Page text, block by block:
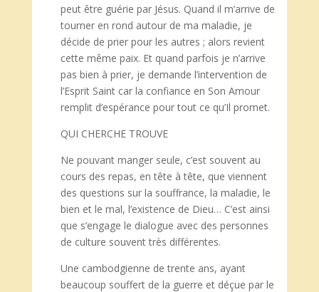
peut être guérie par Jésus. Quand il m’arrive de
tourner en rond autour de ma maladie, je
décide de prier pour les autres ; alors revient
cette même paix. Et quand parfois je n’arrive
pas bien à prier, je demande l’intervention de
l’Esprit Saint car la confiance en Son Amour
remplit d’espérance pour tout ce qu’Il promet.
QUI CHERCHE TROUVE
Ne pouvant manger seule, c’est souvent au
cours des repas, en tête à tête, que viennent
des questions sur la souffrance, la maladie, le
bien et le mal, l’existence de Dieu… C’est ainsi
que s’engage le dialogue avec des personnes
de culture souvent très différentes.
Une cambodgienne de trente ans, ayant
beaucoup souffert de la guerre et déçue par le